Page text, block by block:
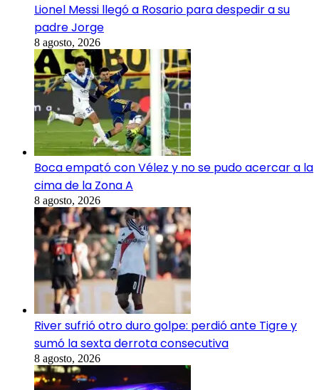
Lionel Messi llegó a Rosario para despedir a su
padre Jorge
8 agosto, 2026
Boca empató con Vélez y no se pudo acercar a la
cima de la Zona A
8 agosto, 2026
River sufrió otro duro golpe: perdió ante Tigre y
sumó la sexta derrota consecutiva
8 agosto, 2026